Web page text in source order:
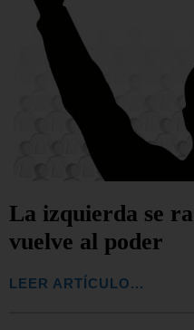
La izquierda se
vuelve al poder
LEER ARTÍCULO...